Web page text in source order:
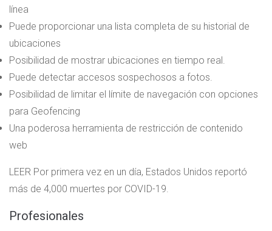
línea
Puede proporcionar una lista completa de su historial de
ubicaciones
Posibilidad de mostrar ubicaciones en tiempo real.
Puede detectar accesos sospechosos a fotos.
Posibilidad de limitar el límite de navegación con opciones
para Geofencing
Una poderosa herramienta de restricción de contenido
web
LEER Por primera vez en un día, Estados Unidos reportó
más de 4,000 muertes por COVID-19.
Profesionales